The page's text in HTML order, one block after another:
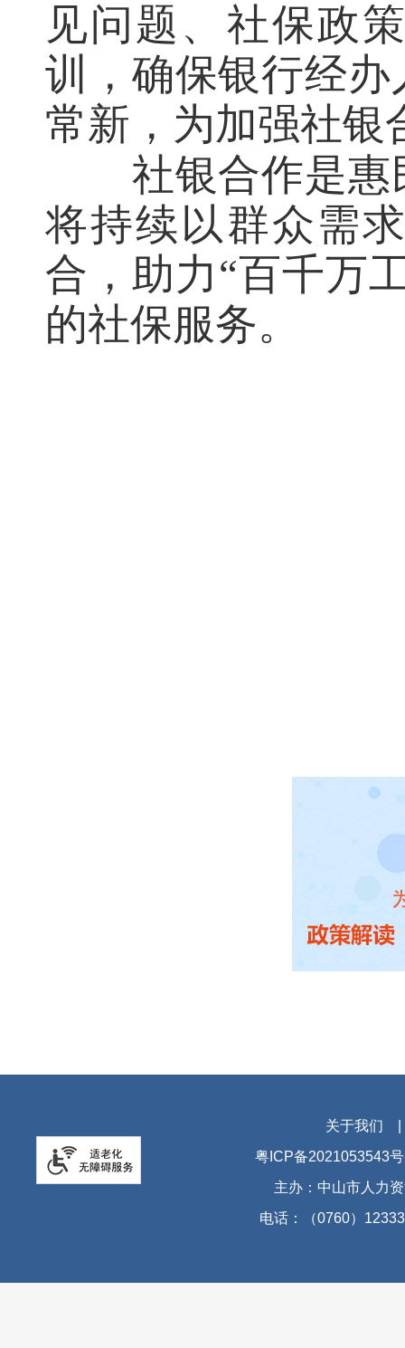
见问题、社保政
训，确保银行经
常新，为加强社银
社银合作是
将持续以群众需
合，助力“百千万
的社保服务。
关于我们
粤ICP备2021053543
主办：中山市人力
电话：（0760）12333